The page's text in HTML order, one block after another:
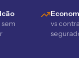
vs